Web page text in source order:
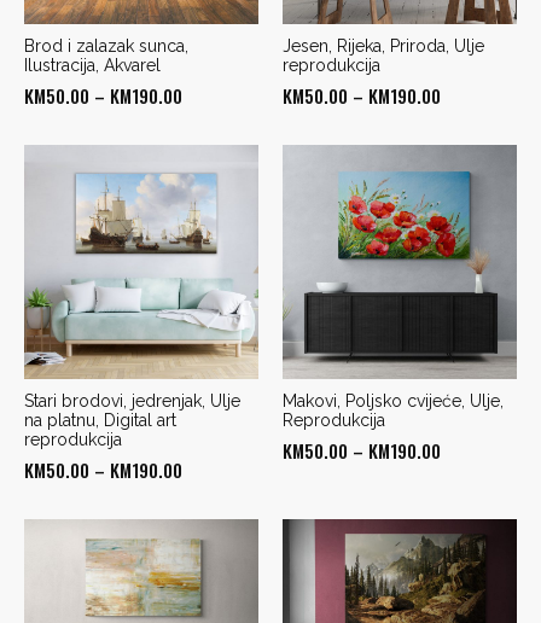
Brod i zalazak sunca,
Ilustracija, Akvarel
KM50.00 – KM190.00
KM50.00
through
KM190.00
Jesen, Rijeka, Priroda, Ulje
reprodukcija
KM50.00 – KM190.00
KM50.00
through
KM190.00
Stari brodovi, jedrenjak, Ulje
na platnu, Digital art
reprodukcija
KM50.00 – KM190.00
KM50.00
through
KM190.00
Makovi, Poljsko cvijeće, Ulje,
Reprodukcija
KM50.00 – KM190.00
through
KM190.00